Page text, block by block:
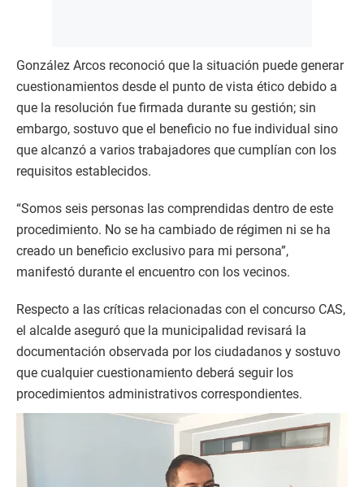
González Arcos reconoció que la situación puede generar
cuestionamientos desde el punto de vista ético debido a
que la resolución fue firmada durante su gestión; sin
embargo, sostuvo que el beneficio no fue individual sino
que alcanzó a varios trabajadores que cumplían con los
requisitos establecidos.
“Somos seis personas las comprendidas dentro de este
procedimiento. No se ha cambiado de régimen ni se ha
creado un beneficio exclusivo para mi persona”,
manifestó durante el encuentro con los vecinos.
Respecto a las críticas relacionadas con el concurso CAS,
el alcalde aseguró que la municipalidad revisará la
documentación observada por los ciudadanos y sostuvo
que cualquier cuestionamiento deberá seguir los
procedimientos administrativos correspondientes.